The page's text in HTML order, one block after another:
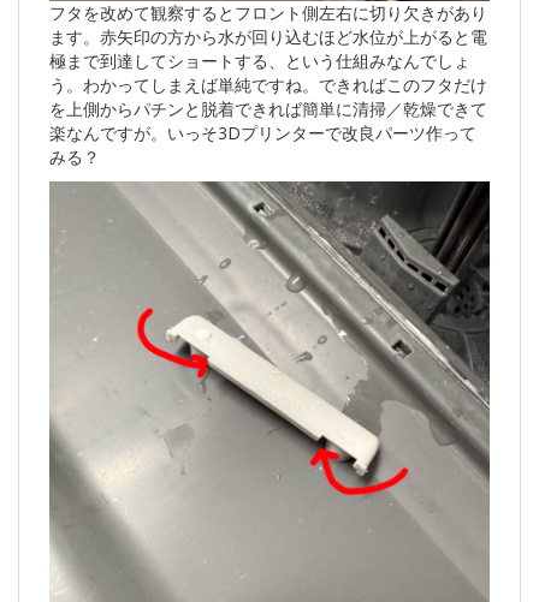
フタを改めて観察するとフロント側左右に切り欠きがあり
ます。赤矢印の方から水が回り込むほど水位が上がると電
極まで到達してショートする、という仕組みなんでしょ
う。わかってしまえば単純ですね。できればこのフタだけ
を上側からパチンと脱着できれば簡単に清掃／乾燥できて
楽なんですが。いっそ3Dプリンターで改良パーツ作って
みる？